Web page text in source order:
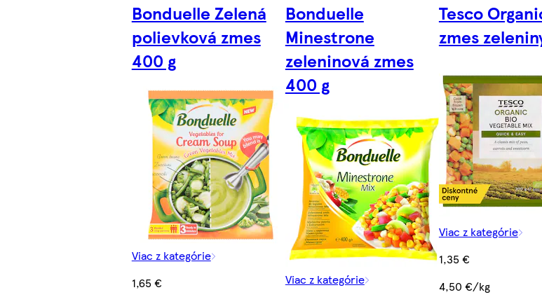
Bonduelle Zelená
polievková zmes
400 g
Viac z kategórie
1,65 €
Bonduelle
Minestrone
zeleninová zmes
400 g
Viac z kategórie
Tesco
zmes
Viac z kategórie
1,35 €
4,50 €/kg